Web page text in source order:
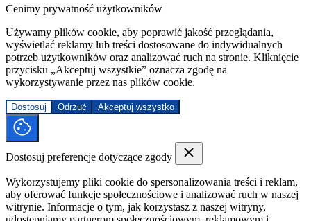
Cenimy prywatność użytkowników
Używamy plików cookie, aby poprawić jakość przeglądania,
wyświetlać reklamy lub treści dostosowane do indywidualnych
potrzeb użytkowników oraz analizować ruch na stronie. Kliknięcie
przycisku „Akceptuj wszystkie” oznacza zgodę na
wykorzystywanie przez nas plików cookie.
Dostosuj Odrzuć Akceptuj wszystko
Dostosuj preferencje dotyczące zgody
Wykorzystujemy pliki cookie do spersonalizowania treści i reklam,
aby oferować funkcje społecznościowe i analizować ruch w naszej
witrynie. Informacje o tym, jak korzystasz z naszej witryny,